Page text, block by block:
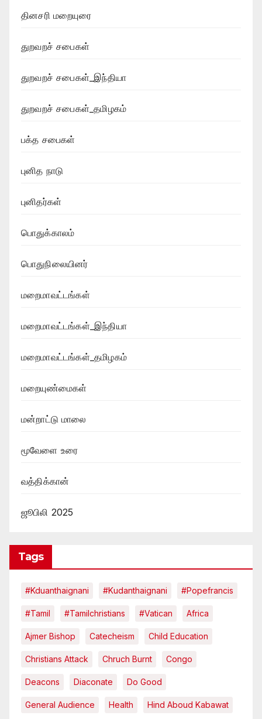
தினசரி மறையுரை
துறவறச் சபைகள்
துறவறச் சபைகள்_இந்தியா
துறவறச் சபைகள்_தமிழகம்
பக்த சபைகள்
புனித நாடு
புனிதர்கள்
பொதுக்காலம்
பொதுநிலையினர்
மறைமாவட்டங்கள்
மறைமாவட்டங்கள்_இந்தியா
மறைமாவட்டங்கள்_தமிழகம்
மறையுண்மைகள்
மன்றாட்டு மாலை
மூவேளை உரை
வத்திக்கான்
ஜூபிலி 2025
Tags
#kduanthaignani #kudanthaignani #popefrancis
#tamil #tamilchristians #vatican Africa
Ajmer Bishop Catecheism Child Education
Christians Attack Chruch Burnt Congo
Deacons Diaconate Do Good
General Audience Health Hind Aboud Kabawat